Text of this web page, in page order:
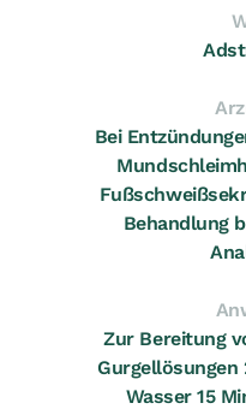
Bei
Behandlung
Zur Bereitung
Wasser 15